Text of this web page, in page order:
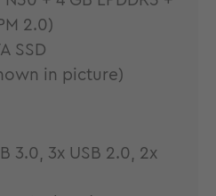
2.0)
SSD
in picture)
3.0, 3x USB 2.0, 2x